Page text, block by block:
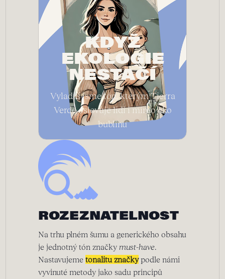
KDYŽ
EKOLOGIE
NESTAČÍ
Vyladili jsme tón, kterým Tierra
Verde oslovuje lidi i mimo eko
bublinu
ROZEZNATELNOST
Na trhu plném šumu a generického obsahu
je jednotný tón značky must-have.
Nastavujeme tonalitu značkypodle námi
vyvinuté metody jako sadu principů